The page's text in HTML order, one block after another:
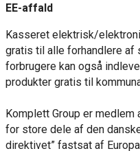
EE-affald
Kasseret elektrisk/
gratis til alle forhandlere af
forbrugere kan også
produkter gratis til
Komplett Group er medlem
for store dele af den
direktivet” fastsat af